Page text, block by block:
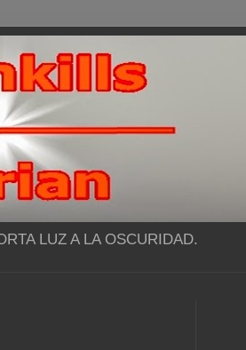
LUZ A LA OSCURIDAD.